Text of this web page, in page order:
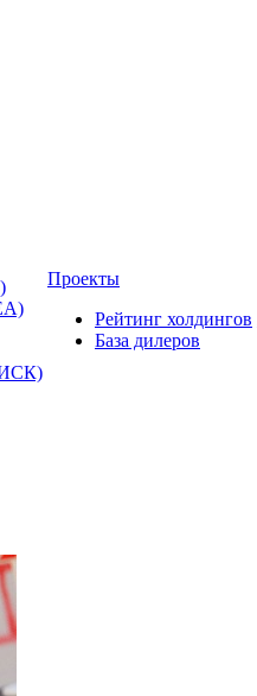
Проекты
Рейтинг холдингов
База дилеров